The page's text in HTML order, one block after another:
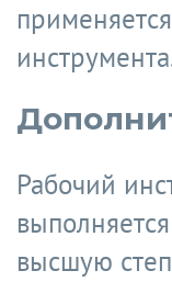
Рабочий
выполняется
высшую